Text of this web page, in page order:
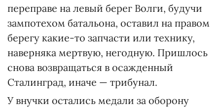
переправе на левый берег Волги, будучи
зампотехом батальона, оставил на правом
берегу какие-то запчасти или технику,
наверняка мертвую, негодную. Пришлось
снова возвращаться в осажденный
Сталинград, иначе — трибунал.
У внучки остались медали за оборону